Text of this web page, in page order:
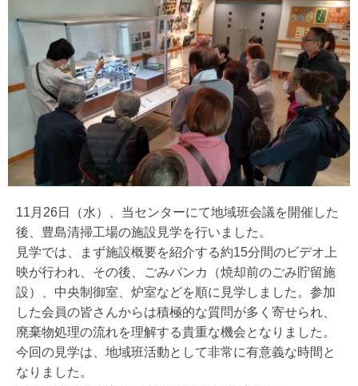
11月26日（水）、当センターにて地域班会議を開催した
後、豊島清掃工場の施設見学を行いました。
見学では、まず施設概要を紹介する約15分間のビデオ上
映が行われ、その後、ごみバンカ（焼却前のごみ貯留施
設）、中央制御室、炉室などを順に見学しました。参加
した会員の皆さんからは積極的な質問が多く寄せられ、
廃棄物処理の流れを理解する貴重な機会となりました。
今回の見学は、地域班活動として非常に有意義な時間と
なりました。